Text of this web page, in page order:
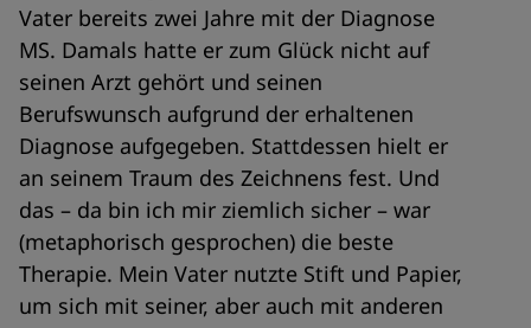
Vater bereits zwei Jahre mit der Diagnose
MS. Damals hatte er zum Glück nicht auf
seinen Arzt gehört und seinen
Berufswunsch aufgrund der erhaltenen
Diagnose aufgegeben. Stattdessen hielt er
an seinem Traum des Zeichnens fest. Und
das – da bin ich mir ziemlich sicher – war
(metaphorisch gesprochen) die beste
Therapie. Mein Vater nutzte Stift und Papier,
um sich mit seiner, aber auch mit anderen